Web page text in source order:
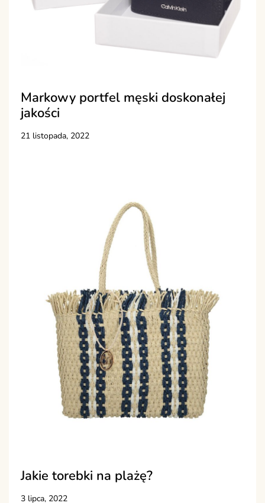
Markowy portfel męski doskonałej
jakości
21 listopada, 2022
Jakie torebki na plażę?
3 lipca, 2022